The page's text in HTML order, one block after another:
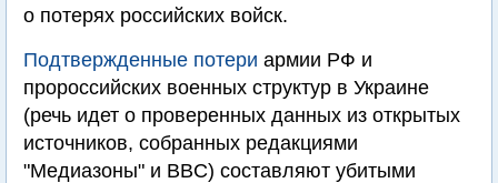
о потерях российских войск.
Подтвержденные потери армии РФ и
пророссийских военных структур в Украине
(речь идет о проверенных данных из открытых
источников, собранных редакциями
"Медиазоны" и BBC) составляют убитыми